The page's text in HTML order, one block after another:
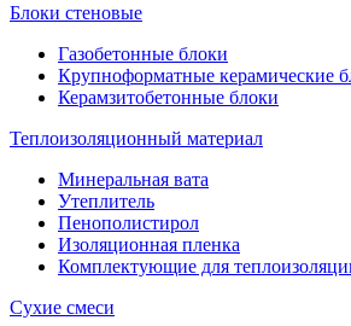
Блоки стеновые
Газобетонные блоки
Крупноформатные керамические
Керамзитобетонные блоки
Теплоизоляционный материал
Минеральная вата
Утеплитель
Пенополистирол
Изоляционная пленка
Комплектующие для
Сухие смеси